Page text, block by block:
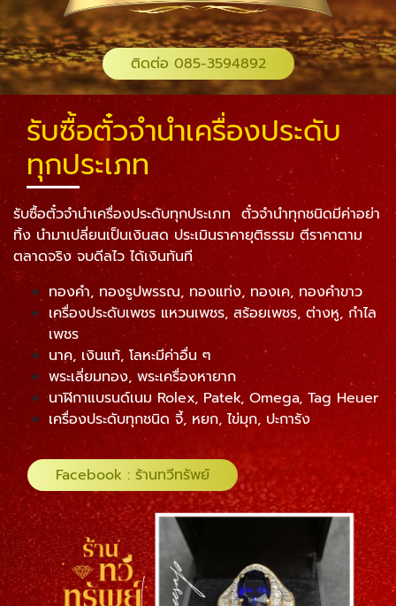
ติดต่อ 085-3594892
รับซื้อตั๋วจำนำเครื่องประดับ
ทุกประเภท
รับซื้อตั๋วจำนำเครื่องประดับทุกประเภท ตั๋วจำนำทุกชนิดมีค่าอย่า
ทิ้ง นำมาเปลี่ยนเป็นเงินสด ประเมินราคายุติธรรม ตีราคาตาม
ตลาดจริง จบดีลไว ได้เงินทันที
ทองคำ, ทองรูปพรรณ, ทองแท่ง, ทองเค, ทองคำขาว
เครื่องประดับเพชร แหวนเพชร, สร้อยเพชร, ต่างหู, กำไล
เพชร
นาค, เงินแท้, โลหะมีค่าอื่น ๆ
พระเลี่ยมทอง, พระเครื่องหายาก
นาฬิกาแบรนด์เนม Rolex, Patek, Omega, Tag Heuer
เครื่องประดับทุกชนิด จี้, หยก, ไข่มุก, ปะการัง
Facebook : ร้านทวีทรัพย์